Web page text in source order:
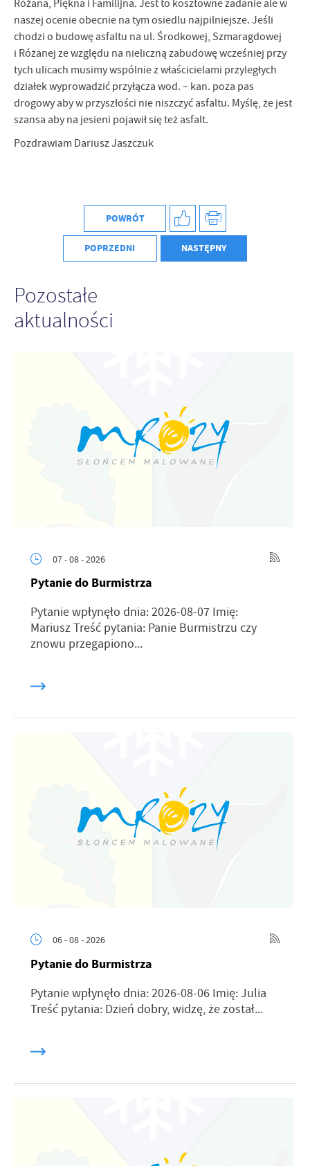
Różana, Piękna i Familijna. Jest to kosztowne zadanie ale w
naszej ocenie obecnie na tym osiedlu najpilniejsze. Jeśli
chodzi o budowę asfaltu na ul. Środkowej, Szmaragdowej
i Różanej ze względu na nieliczną zabudowę wcześniej przy
tych ulicach musimy wspólnie z właścicielami przyległych
działek wyprowadzić przyłącza wod. – kan. poza pas
drogowy aby w przyszłości nie niszczyć asfaltu. Myślę, że jest
szansa aby na jesieni pojawił się też asfalt.
Pozdrawiam Dariusz Jaszczuk
POWRÓT
POPRZEDNI NASTĘPNY
Pozostałe
aktualności
07 - 08 - 2026
Pytanie do Burmistrza
Pytanie wpłynęło dnia: 2026-08-07 Imię:
Mariusz Treść pytania: Panie Burmistrzu czy
znowu przegapiono...
06 - 08 - 2026
Pytanie do Burmistrza
Pytanie wpłynęło dnia: 2026-08-06 Imię: Julia
Treść pytania: Dzień dobry, widzę, że został...
Firmy te działają w charakterze pośredników prezentujących nasze
treści w postaci wiadomości, ofert, komunikatów mediów
społecznościowych.